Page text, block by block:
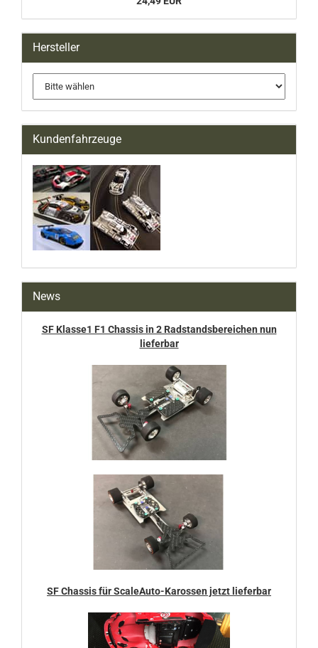
Hersteller
Kundenfahrzeuge
News
SF Klasse1 F1 Chassis in 2 Radstandsbereichen nun
lieferbar
SF Chassis für ScaleAuto-Karossen jetzt lieferbar